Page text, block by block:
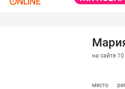
на сайте
место